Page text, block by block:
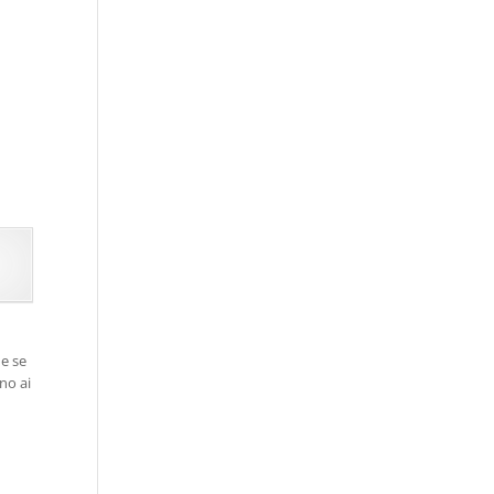
se
ai